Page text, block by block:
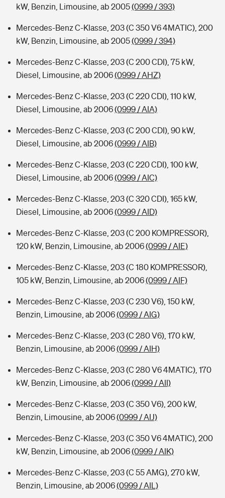
kW, Benzin, Limousine, ab 2005(0999 / 393)
Mercedes-Benz C-Klasse, 203 (C 350 V6 4MATIC), 200
kW, Benzin, Limousine, ab 2005(0999 / 394)
Mercedes-Benz C-Klasse, 203 (C 200 CDI), 75 kW,
Diesel, Limousine, ab 2006(0999 / AHZ)
Mercedes-Benz C-Klasse, 203 (C 220 CDI), 110 kW,
Diesel, Limousine, ab 2006(0999 / AIA)
Mercedes-Benz C-Klasse, 203 (C 200 CDI), 90 kW,
Diesel, Limousine, ab 2006(0999 / AIB)
Mercedes-Benz C-Klasse, 203 (C 220 CDI), 100 kW,
Diesel, Limousine, ab 2006(0999 / AIC)
Mercedes-Benz C-Klasse, 203 (C 320 CDI), 165 kW,
Diesel, Limousine, ab 2006(0999 / AID)
Mercedes-Benz C-Klasse, 203 (C 200 KOMPRESSOR),
120 kW, Benzin, Limousine, ab 2006(0999 / AIE)
Mercedes-Benz C-Klasse, 203 (C 180 KOMPRESSOR),
105 kW, Benzin, Limousine, ab 2006(0999 / AIF)
Mercedes-Benz C-Klasse, 203 (C 230 V6), 150 kW,
Benzin, Limousine, ab 2006(0999 / AIG)
Mercedes-Benz C-Klasse, 203 (C 280 V6), 170 kW,
Benzin, Limousine, ab 2006(0999 / AIH)
Mercedes-Benz C-Klasse, 203 (C 280 V6 4MATIC), 170
kW, Benzin, Limousine, ab 2006(0999 / AII)
Mercedes-Benz C-Klasse, 203 (C 350 V6), 200 kW,
Benzin, Limousine, ab 2006(0999 / AIJ)
Mercedes-Benz C-Klasse, 203 (C 350 V6 4MATIC), 200
kW, Benzin, Limousine, ab 2006(0999 / AIK)
Mercedes-Benz C-Klasse, 203 (C 55 AMG), 270 kW,
Benzin, Limousine, ab 2006(0999 / AIL)